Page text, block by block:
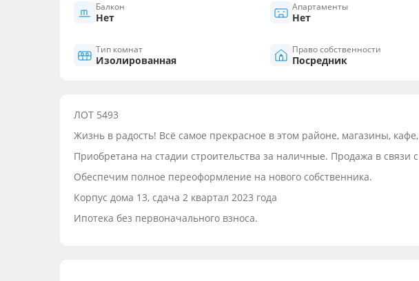
Балкон
Нет
Апартаменты
Нет
Тип комнат
Изолированная
Право собственности
Посредник
ЛОТ 5493
Жизнь в радость! Всё самое прекрасное в этом районе, магазины,
Приобретана на стадии строительства за наличные. Продажа в
Обеспечим полное переоформление на нового собственника.
Корпус дома 13, сдача 2 квартал 2023 года
Ипотека без первоначального взноса.